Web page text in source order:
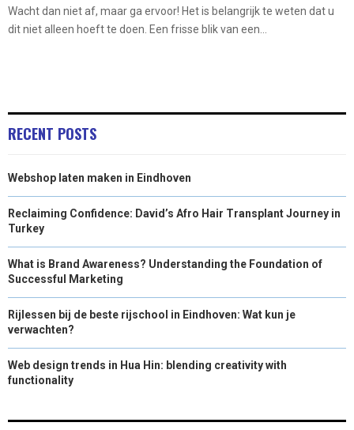
Wacht dan niet af, maar ga ervoor! Het is belangrijk te weten dat u
dit niet alleen hoeft te doen. Een frisse blik van een...
RECENT POSTS
Webshop laten maken in Eindhoven
Reclaiming Confidence: David’s Afro Hair Transplant Journey in
Turkey
What is Brand Awareness? Understanding the Foundation of
Successful Marketing
Rijlessen bij de beste rijschool in Eindhoven: Wat kun je
verwachten?
Web design trends in Hua Hin: blending creativity with
functionality